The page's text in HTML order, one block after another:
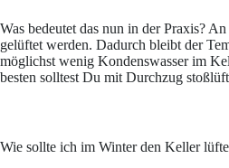
Was bedeutet das nun in der Praxis?
gelüftet werden. Dadurch bleibt der
möglichst wenig Kondenswasser im
besten solltest Du mit Durchzug
Wie sollte ich im Winter den Keller